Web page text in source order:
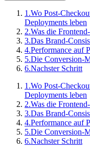
1.Wo Post-
Deployments leben
2.Was die
3.Das Brand-
4.Performance auf
5.Die Conversion-
6.Nachster Schritt
1.Wo Post-
Deployments leben
2.Was die
3.Das Brand-
4.Performance auf
5.Die Conversion-
6.Nachster Schritt